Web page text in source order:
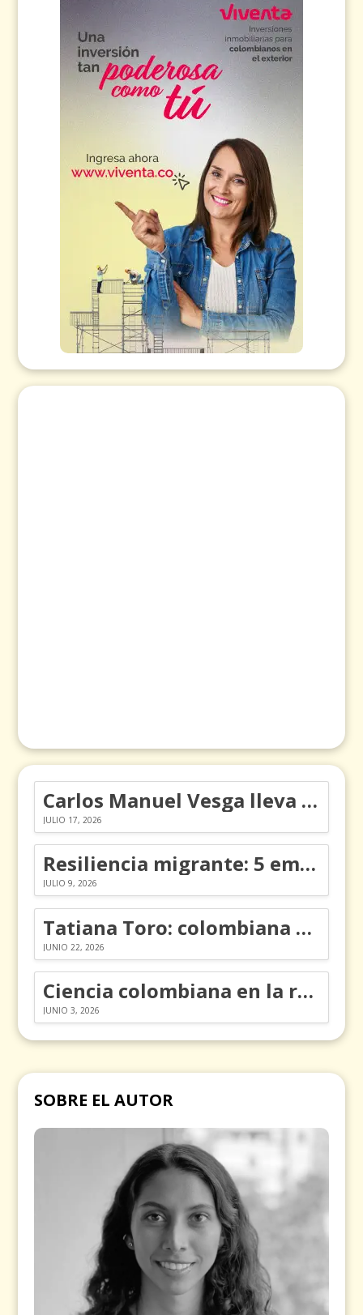
Carlos Manuel Vesga lleva el nombre de Colombia a los Emmy
JULIO 17, 2026
Resiliencia migrante: 5 emociones y cómo gestionarlas
JULIO 9, 2026
Tatiana Toro: colombiana que cambió la historia de las matemáticas
JUNIO 22, 2026
Ciencia colombiana en la revolución de los órganos en chips
JUNIO 3, 2026
SOBRE EL AUTOR